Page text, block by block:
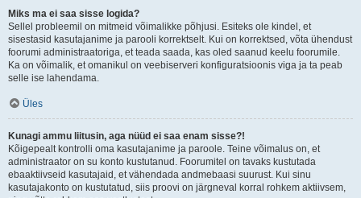
Miks ma ei saa sisse logida?
Sellel probleemil on mitmeid võimalikke põhjusi. Esiteks ole kindel, et
sisestasid kasutajanime ja parooli korrektselt. Kui on korrektsed, võta ühendust
foorumi administraatoriga, et teada saada, kas oled saanud keelu foorumile.
Ka on võimalik, et omanikul on veebiserveri konfiguratsioonis viga ja ta peab
selle ise lahendama.
Üles
Kunagi ammu liitusin, aga nüüd ei saa enam sisse?!
Kõigepealt kontrolli oma kasutajanime ja paroole. Teine võimalus on, et
administraator on su konto kustutanud. Foorumitel on tavaks kustutada
ebaaktiivseid kasutajaid, et vähendada andmebaasi suurust. Kui sinu
kasutajakonto on kustutatud, siis proovi on järgneval korral rohkem aktiivsem,